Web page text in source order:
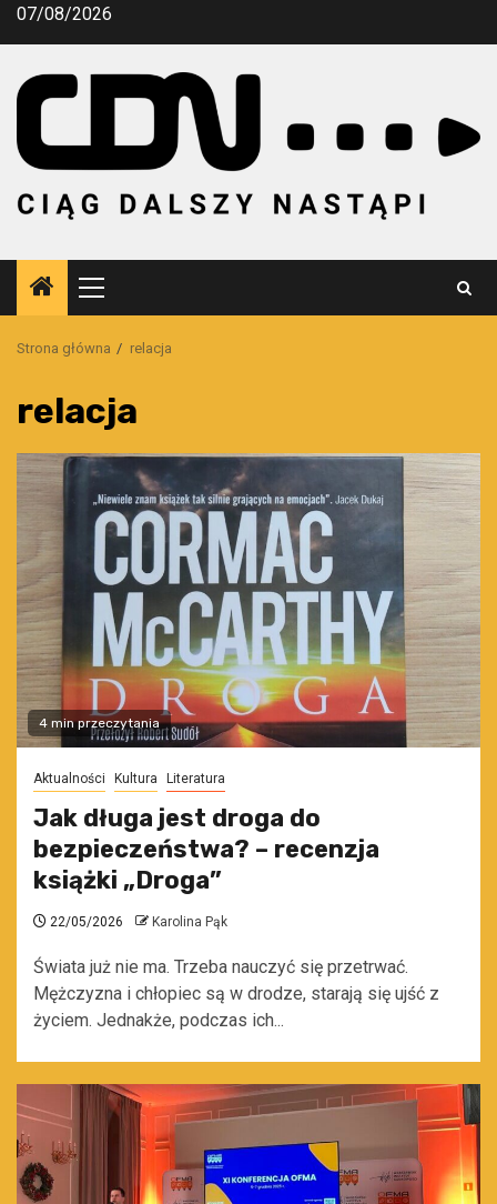
Przejdź
07/08/2026
Menu
główne
Strona główna relacja
relacja
4 min przeczytania
Aktualności Kultura Literatura
Jak długa jest droga do
bezpieczeństwa? – recenzja
książki „Droga”
22/05/2026 Karolina Pąk
Świata już nie ma. Trzeba nauczyć się przetrwać.
Mężczyzna i chłopiec są w drodze, starają się ujść z
życiem. Jednakże, podczas ich...